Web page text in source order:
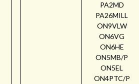
PA2MD
PA26MILL
ON9VLW
ON6VG
ON6HE
ON5MB/P
ON5EL
ON4PTC/P